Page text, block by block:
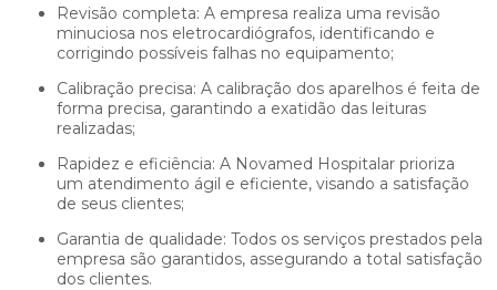
Revisão completa: A empresa realiza uma revisão
minuciosa nos eletrocardiógrafos, identificando e
corrigindo possíveis falhas no equipamento;
Calibração precisa: A calibração dos aparelhos é feita de
forma precisa, garantindo a exatidão das leituras
realizadas;
Rapidez e eficiência: A Novamed Hospitalar prioriza
um atendimento ágil e eficiente, visando a satisfação
de seus clientes;
Garantia de qualidade: Todos os serviços prestados pela
empresa são garantidos, assegurando a total satisfação
dos clientes.